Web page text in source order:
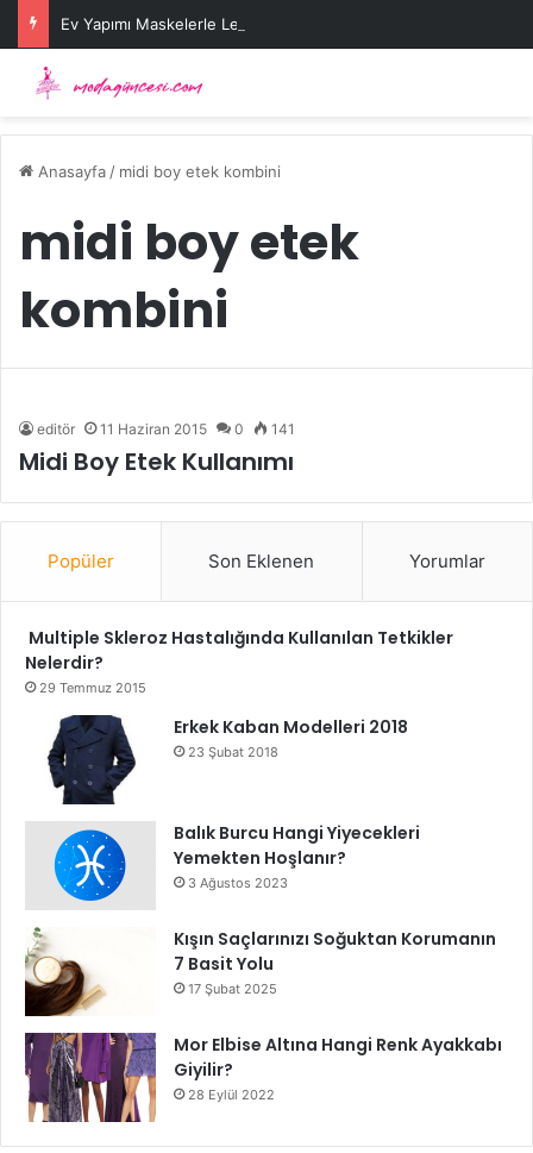
Ev Yapımı Maskelerle Leke Sorununa Çözüm Önerileri
Anasayfa / midi boy etek kombini
midi boy etek
kombini
editör 11 Haziran 2015 0 141
Midi Boy Etek Kullanımı
Popüler Son Eklenen Yorumlar
Multiple Skleroz Hastalığında Kullanılan Tetkikler
Nelerdir?
29 Temmuz 2015
Erkek Kaban Modelleri 2018
23 Şubat 2018
Balık Burcu Hangi Yiyecekleri
Yemekten Hoşlanır?
3 Ağustos 2023
Kışın Saçlarınızı Soğuktan Korumanın
7 Basit Yolu
17 Şubat 2025
Mor Elbise Altına Hangi Renk Ayakkabı
Giyilir?
28 Eylül 2022